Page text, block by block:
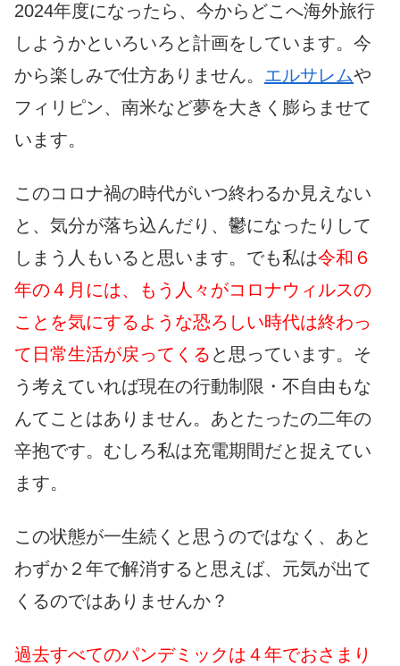
2024年度になったら、今からどこへ海外旅行
しようかといろいろと計画をしています。今
から楽しみで仕方ありません。 エルサレムや
フィリピン、南米など夢を大きく膨らませて
います。
このコロナ禍の時代がいつ終わるか見えない
と、気分が落ち込んだり、鬱になったりして
しまう人もいると思います。でも私は令和６
年の４月には、もう人々がコロナウィルスの
ことを気にするような恐ろしい時代は終わっ
て日常生活が戻ってくる と思っています。そ
う考えていれば現在の行動制限・不自由もな
んてことはありません。あとたったの二年の
辛抱です。むしろ私は充電期間だと捉えてい
ます。
この状態が一生続くと思うのではなく、あと
わずか２年で解消すると思えば、元気が出て
くるのではありませんか？
過去すべてのパンデミックは４年でおさまり